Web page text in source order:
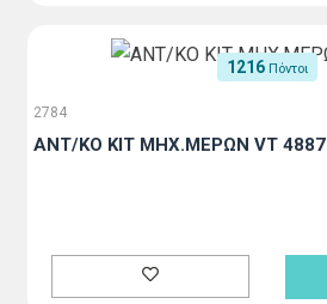
1216 Πόντοι
2784
ΑΝΤ/ΚΟ ΚΙΤ ΜΗΧ.ΜΕΡΩΝ VT 4887